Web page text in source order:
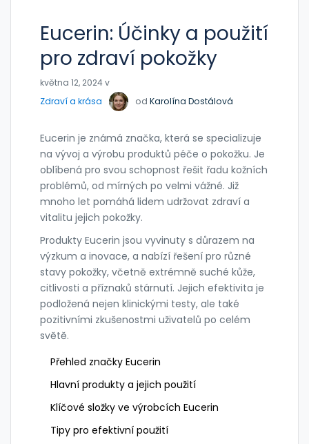
Eucerin: Účinky a použití
pro zdraví pokožky
května 12, 2024 v
Zdraví a krása
od Karolína Dostálová
Eucerin je známá značka, která se specializuje
na vývoj a výrobu produktů péče o pokožku. Je
oblíbená pro svou schopnost řešit řadu kožních
problémů, od mírných po velmi vážné. Již
mnoho let pomáhá lidem udržovat zdraví a
vitalitu jejich pokožky.
Produkty Eucerin jsou vyvinuty s důrazem na
výzkum a inovace, a nabízí řešení pro různé
stavy pokožky, včetně extrémně suché kůže,
citlivosti a příznaků stárnutí. Jejich efektivita je
podložená nejen klinickými testy, ale také
pozitivními zkušenostmi uživatelů po celém
světě.
Přehled značky Eucerin
Hlavní produkty a jejich použití
Klíčové složky ve výrobcích Eucerin
Tipy pro efektivní použití